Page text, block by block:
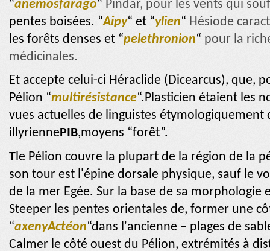
“anemosfarago“ Pindar, pour les vents qui
pentes boisées. “Aipy“ et “ylien“ Hésiode
les forêts denses et “pelethronion“ pour la
médicinales.
Et accepte celui-ci Héraclide (Dicearcus), que,
Pélion “multirésistance“.Plasticien étaient les
vues actuelles de linguistes étymologiquement
illyriennePIB,moyens “forêt”.
T le Pélion couvre la plupart de la région de la
son tour est l'épine dorsale physique, sauf le
de la mer Egée. Sur la base de sa morphologie
Steeper les pentes orientales de, former une
“axenyActéon“dans l'ancienne – plages de
Calmer le côté ouest du Pélion, extrémités à